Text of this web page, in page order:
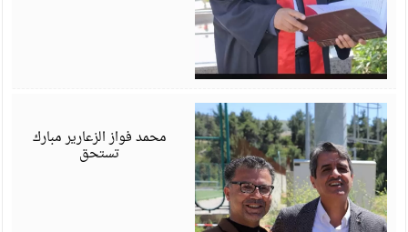
محمد فواز الزعارير مبارك
تستحق